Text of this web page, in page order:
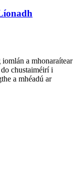
a mhonaraítear
chustaiméirí i
a mhéadú ar